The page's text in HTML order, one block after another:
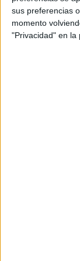
sus preferencias
momento
"Privacidad" en la
Términos
Aceptolos